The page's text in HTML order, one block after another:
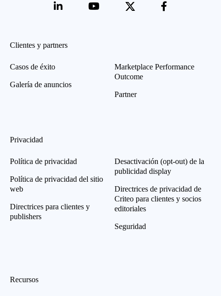
Clientes y partners
Casos de éxito
Galería de anuncios
Marketplace Performance
Outcome
Partner
Privacidad
Política de privacidad
Política de privacidad del sitio
web
Directrices para clientes y
publishers
Desactivación (opt-out) de la
publicidad display
Directrices de privacidad de
Criteo para clientes y socios
editoriales
Seguridad
Recursos